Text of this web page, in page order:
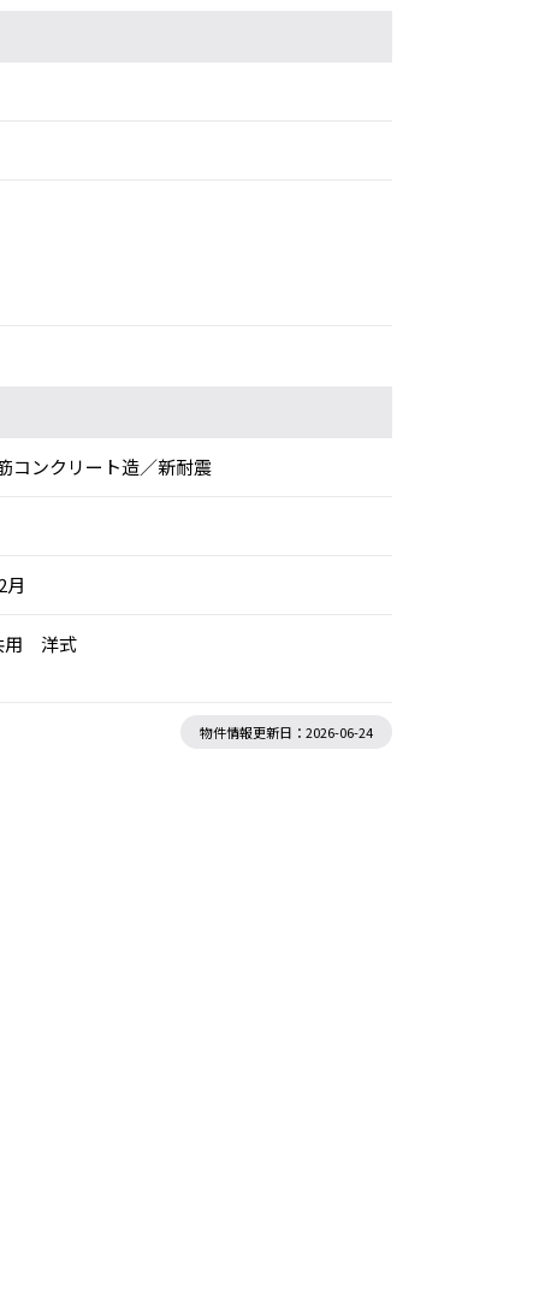
コンクリート造／新耐震
月
用 洋式
物件情報更新日：2026-06-24